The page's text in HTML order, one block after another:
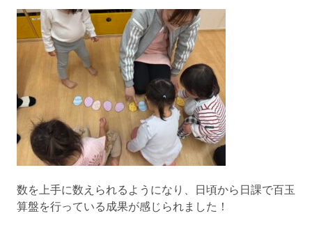
数を上手に数えられるようになり、日頃から日課で百玉
算盤を行っている成果が感じられました！